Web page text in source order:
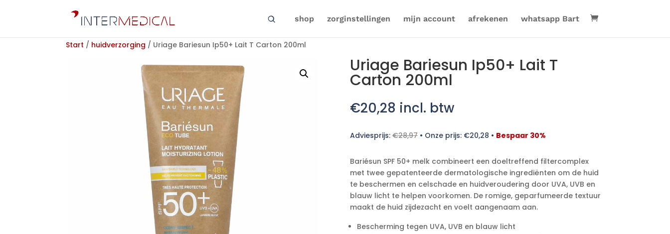
shop zorginstellingen mijn account afrekenen whatsapp Bart
Start / huidverzorging / Uriage Bariesun Ip50+ Lait T Carton 200ml
Uriage Bariesun Ip50+ Lait T
Carton 200ml
€20,28 incl. btw
Adviesprijs:€28,97• Onze prijs: €20,28 • Bespaar 30%
Bariésun SPF 50+ melk combineert een doeltreffend filtercomplex
met twee gepatenteerde dermatologische ingrediënten om de huid
te beschermen en celschade en huidveroudering door UVA, UVB en
blauw licht te helpen voorkomen. De romige, geparfumeerde textuur
maakt de huid zijdezacht en voelt aangenaam aan.
Bescherming tegen UVA, UVB en blauw licht